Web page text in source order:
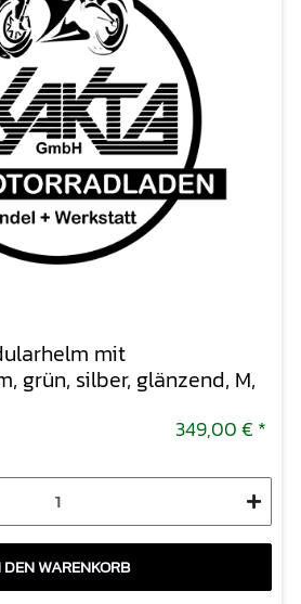
mit
grün, silber, glänzend, M,
349,00 € *
DEN WARENKORB